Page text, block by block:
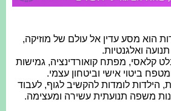
הוא מסע עדין אל עולם של מוזיקה,
תנועה ואלגנטיות.
קלאסי, מפתח קואורדינציה, גמישות
ביטוי אישי וביטחון עצמי.
הילדות לומדות להקשיב לגוף, לעבוד
משפה תנועתית עשירה ומעצימה.